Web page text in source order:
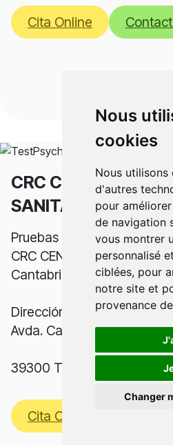
Nous
cookies
Nous utilisons
d'autres
pour
de navigation
vous montrer
personnalisé
ciblées, pour
notre site et
provenance
Changer
Cita Online
CRC CENTRO
SANITARIO LA VEGA
Pruebas psicotécnicas
CRC CENTRO SANITARIO
Cantabria
Dirección:
Avda. Cantabria 1 bj
39300 TORRELAVEGA
Cita Online